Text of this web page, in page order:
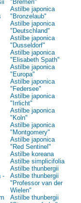
-
"Bremen"
Astilbe japonica
"Bronzelaub"
Astilbe japonica
"Deutschland"
Astilbe japonica
"Dusseldorf"
Astilbe japonica
"Elisabeth Spath"
Astilbe japonica
"Europa"
Astilbe japonica
"Federsee"
Astilbe japonica
"Irrlicht"
Astilbe japonica
"Koln"
Astilbe japonica
"Montgomery"
Astilbe japonica
"Red Sentinel"
Astilbe koreana
Astilbe simplicifolia
Astilbe thunbergii
Astilbe thunbergii
"Professor van der
Wielen"
Astilbe thunbergii